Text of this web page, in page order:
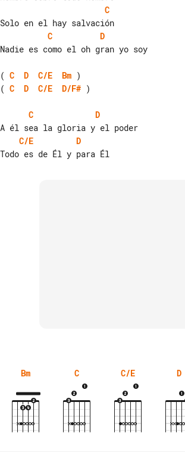
C
C
D
Nadie es como el oh gran yo soy
( C D C/E Bm
( C D C/E D/F# )
C
D
C/E
D
Bm C C/E D